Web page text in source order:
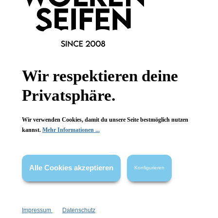
Wissenswertes
Vertrag widerrufen
wenn nicht anders angegeben.
Wir respektieren deine
Privatsphäre.
Wir verwenden Cookies, damit du unsere Seite bestmöglich nutzen
kannst. Mehr Informationen ...
Alle Cookies akzeptieren Konfigurieren
Impressum Datenschutz